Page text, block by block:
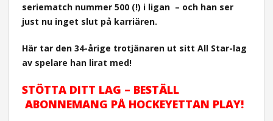
seriematch nummer 500 (!) i ligan – och han ser
just nu inget slut på karriären.
Här tar den 34-årige trotjänaren ut sitt All Star-lag
av spelare han lirat med!
STÖTTA DITT LAG – BESTÄLL
ABONNEMANG PÅ HOCKEYETTAN PLAY!